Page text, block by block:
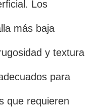
Los
más baja
y textura
para
que requieren